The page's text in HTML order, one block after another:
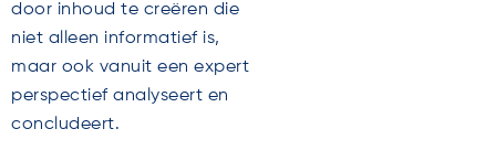
door inhoud te creëren die
niet alleen informatief is,
maar ook vanuit een expert
perspectief analyseert en
concludeert.